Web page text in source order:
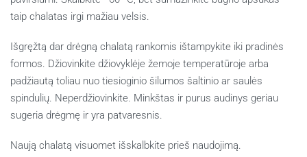
taip chalatas irgi mažiau velsis.
Išgręžtą dar drėgną chalatą rankomis ištampykite iki pradinės
formos. Džiovinkite džiovyklėje žemoje temperatūroje arba
padžiautą toliau nuo tiesioginio šilumos šaltinio ar saulės
spindulių. Neperdžiovinkite. Minkštas ir purus audinys geriau
sugeria drėgmę ir yra patvaresnis.
Naują chalatą visuomet išskalbkite prieš naudojimą.